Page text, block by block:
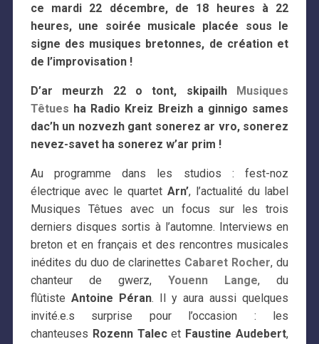
ce mardi 22 décembre, de 18 heures à 22
heures, une soirée musicale placée sous le
signe des musiques bretonnes, de création et
de l’improvisation !
D’ar meurzh 22 o tont, skipailh Musiques
Têtues ha Radio Kreiz Breizh a ginnigo sames
dac’h un nozvezh gant sonerez ar vro, sonerez
nevez-savet ha sonerez w’ar prim !
Au programme dans les studios : fest-noz
électrique avec le quartet Arn’, l’actualité du label
Musiques Têtues avec un focus sur les trois
derniers disques sortis à l’automne. Interviews en
breton et en français et des rencontres musicales
inédites du duo de clarinettes Cabaret Rocher, du
chanteur de gwerz,Youenn Lange, du
flûtiste Antoine Péran. Il y aura aussi quelques
invité.e.s surprise pour l’occasion : les
chanteuses Rozenn Talecet Faustine Audebert,